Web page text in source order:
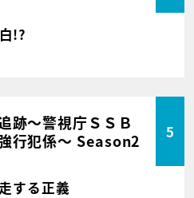
!?
跡～警視庁ＳＳＢ
行犯係～ Season2
5
する正義